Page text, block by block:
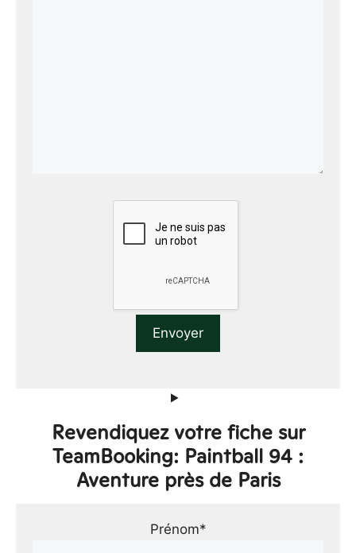
Revendiquez votre fiche sur
TeamBooking: Paintball 94 :
Aventure près de Paris
Prénom*